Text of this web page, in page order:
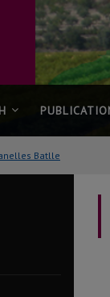
Batlle